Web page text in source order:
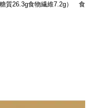
質26.3g食物繊維7.2g） 食